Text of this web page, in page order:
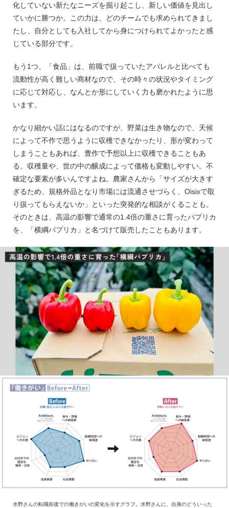
化していない新たなニーズを掘り起こし、新しい価値を見出し
ていかに勝つか。この力は、どのチームでも求められてきまし
たし、自分としても入社してから身につけられてよかったと感
じている部分です。
もう1つ、「食品」は、前職で扱っていたアパレルと比べても
流動性が高く難しい商材なので、その時々の状況やタイミング
に応じて対応し、なんとか形にしていく力も磨かれたように思
います。
かなり細かい話にはなるのですが、野菜は生き物なので、天候
によって不作で思うように収穫できなかったり、形が変わって
しまうこともあれば、豊作で予想以上に収穫できることもあ
る。収穫量や、世の中の醸成によって価格も変動しやすい。不
確定な要素が多いんですよね。農家さんから「サイズが大きす
ぎるため、規格外品となり市場には流通させづらく、Oisixで取
り扱ってもらえないか」といった突発的な相談がくることも。
そのときは、高温の影響で通常の1.4倍の重さに育ったパプリカ
を、「横綱パプリカ」と名づけて販売したこともあります。
水野さんの転職前後での働きがいの変化を示すグラフ。水野さんに、自身のどういった